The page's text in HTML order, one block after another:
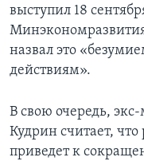
выступил 18
назвал это
действиям».
В свою очередь,
Кудрин считает,
приведет к